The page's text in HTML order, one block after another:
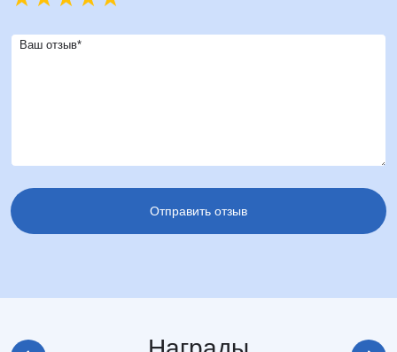
Ваш отзыв*